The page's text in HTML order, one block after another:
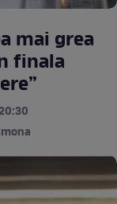
mai grea
finala